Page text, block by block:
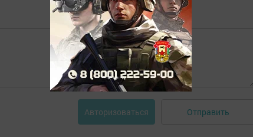
Авторизоваться Отправить